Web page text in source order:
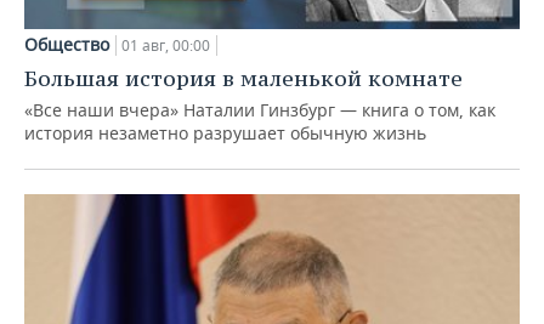
Общество 01 авг, 00:00
Большая история в маленькой комнате
«Все наши вчера» Наталии Гинзбург — книга о том, как
история незаметно разрушает обычную жизнь